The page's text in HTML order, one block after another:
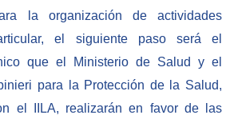
la organización de actividades
el siguiente paso será el
que el Ministerio de Salud y el
para la Protección de la Salud,
el IILA, realizarán en favor de las